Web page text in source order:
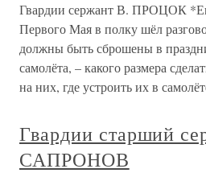
Гвардии сержант В. ПРОЦОК
Первого Мая в полку шёл
должны быть сброшены в
самолёта, – какого размера
на них, где устроить их в
Гвардии старший
САПРОНОВ